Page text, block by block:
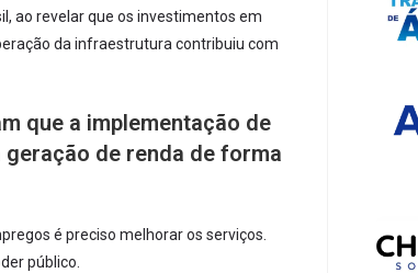
ao revelar que os investimentos em
da infraestrutura contribuiu com
que a implementação de
de renda de forma
é preciso melhorar os serviços.
público.